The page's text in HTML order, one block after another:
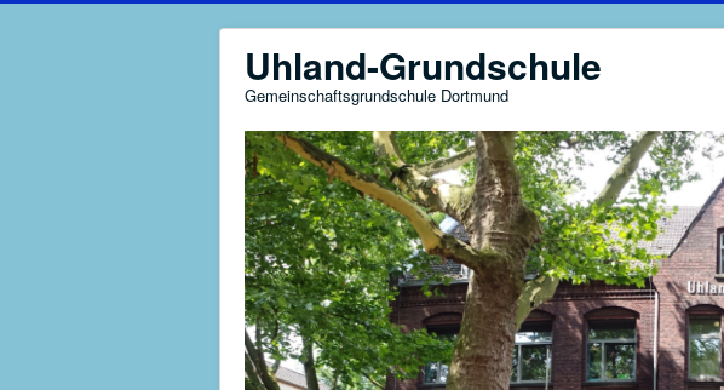
Uhland-Grundschule
Gemeinschaftsgrundschule Dortmund